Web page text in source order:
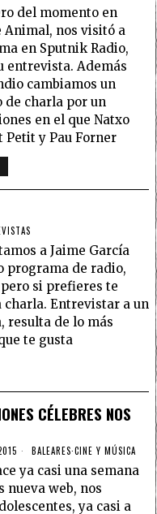
del momento en
Animal, nos visitó a
en Sputnik Radio,
entrevista. Además
cambiamos un
de charla por un
en el que Natxo
Petit y Pau Forner
a Jaime García
programa de radio,
si prefieres te
charla. Entrevistar a un
resulta de lo más
te gusta
CÉLEBRES NOS
BALEARES·CINE Y MÚSICA
ya casi una semana
nueva web, nos
ya casi a